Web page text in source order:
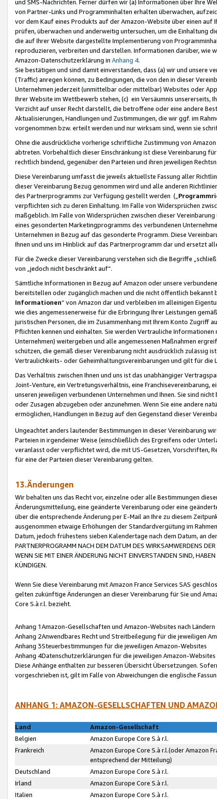
und SMS-Nachrichten. Ferner dürfen wir (a) Informationen über Ihre
von Partner-Links und Programminhalten erhalten überwachen,
vor dem Kauf eines Produkts auf der Amazon-Website über einen
prüfen, überwachen und anderweitig untersuchen, um die Einhaltung
die auf Ihrer Website dargestellte Implementierung von
reproduzieren, verbreiten und darstellen. Informationen darüber, wie
Amazon-Datenschutzerklärung in Anhang 4.
Sie bestätigen und sind damit einverstanden, dass (a) wir und
(Traffic) anregen können, zu Bedingungen, die von den in dieser
Unternehmen jederzeit (unmittelbar oder mittelbar) Websites oder
Ihrer Website im Wettbewerb stehen, (c) ein Versäumnis unsererseits,
Verzicht auf unser Recht darstellt, die betroffene oder eine andere
Aktualisierungen, Handlungen und Zustimmungen, die wir ggf. im
vorgenommen bzw. erteilt werden und nur wirksam sind, wenn sie
Ohne die ausdrückliche vorherige schriftliche Zustimmung von
abtreten. Vorbehaltlich dieser Einschränkung ist diese Vereinbarung
rechtlich bindend, gegenüber den Parteien und ihren jeweiligen
Diese Vereinbarung umfasst die jeweils aktuellste Fassung aller
dieser Vereinbarung Bezug genommen wird und alle anderen
des Partnerprogramms zur Verfügung gestellt werden („
verpflichten sich zu deren Einhaltung. Im Falle von Widersprüchen
maßgeblich. Im Falle von Widersprüchen zwischen dieser
eines gesonderten Marketingprogramms des verbundenen
Unternehmen in Bezug auf das gesonderte Programm. Diese
Ihnen und uns im Hinblick auf das Partnerprogramm dar und ersetzt
Für die Zwecke dieser Vereinbarung verstehen sich die Begriffe
von „jedoch nicht beschränkt auf“.
Sämtliche Informationen in Bezug auf Amazon oder unsere
bereitstellen oder zugänglich machen und die nicht öffentlich
Informationen“ von Amazon dar und verbleiben im alleinigen
wie dies angemessenerweise für die Erbringung Ihrer Leistungen
juristischen Personen, die im Zusammenhang mit Ihrem Konto
Pflichten kennen und einhalten. Sie werden Vertrauliche
Unternehmen) weitergeben und alle angemessenen Maßnahmen
schützen, die gemäß dieser Vereinbarung nicht ausdrücklich zulässig
Vertraulichkeits- oder Geheimhaltungsvereinbarungen und gilt für die
Das Verhältnis zwischen Ihnen und uns ist das unabhängiger
Joint-Venture, ein Vertretungsverhältnis, eine Franchisevereinbarung,
unseren jeweiligen verbundenen Unternehmen und Ihnen. Sie sind
oder Zusagen abzugeben oder anzunehmen. Wenn Sie eine andere
ermöglichen, Handlungen in Bezug auf den Gegenstand dieser
Ungeachtet anders lautender Bestimmungen in dieser Vereinbarung
Parteien in irgendeiner Weise (einschließlich des Ergreifens oder
veranlasst oder verpflichtet wird, die mit US-Gesetzen, Vorschriften,
für eine der Parteien dieser Vereinbarung gelten.
13.Änderungen
Wir behalten uns das Recht vor, einzelne oder alle Bestimmungen
Änderungsmitteilung, eine geänderte Vereinbarung oder eine
über die entsprechende Änderung per E-Mail an Ihre zu diesem
ausgenommen etwaige Erhöhungen der Standardvergütung im
Datum, jedoch frühestens sieben Kalendertage nach dem Datum, an
PARTNERPROGRAMM NACH DEM DATUM DES WIRKSAMWERDENS
WENN SIE MIT EINER ÄNDERUNG NICHT EINVERSTANDEN SIND,
KÜNDIGEN.
Wenn Sie diese Vereinbarung mit Amazon France Services SAS
gelten zukünftige Änderungen an dieser Vereinbarung für Sie und
Core S.à r.l. bezieht.
Anhang 1Amazon-Gesellschaften und Amazon-Websites nach Ländern
Anhang 2Anwendbares Recht und Streitbeilegung für die jeweiligen
Anhang 3Steuerbestimmungen für die jeweiligen Amazon-Websites
Anhang 4Datenschutzerklärungen für die jeweiligen Amazon-Websites
Diese Anhänge enthalten zur besseren Übersicht Übersetzungen.
vorgeschrieben ist, gilt im Falle von Abweichungen die englische
ANHANG 1: AMAZON-GESELLSCHAFTEN UND
Land
Amazon-Gesellschaft
Belgien
Amazon Europe Core S.à r.l.
Frankreich
Amazon Europe Core S.à r.l.(oder Amazon
entsprechend der Mitteilung)
Deutschland
Amazon Europe Core S.à r.l.
Irland
Amazon Europe Core S.à r.l.
Italien
Amazon Europe Core S.à r.l.